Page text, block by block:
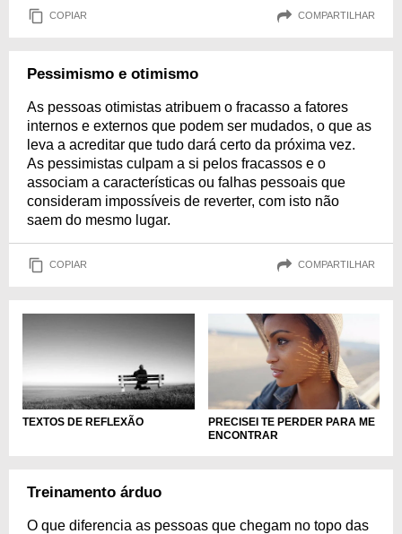
COPIAR COMPARTILHAR
Pessimismo e otimismo
As pessoas otimistas atribuem o fracasso a fatores
internos e externos que podem ser mudados, o que as
leva a acreditar que tudo dará certo da próxima vez.
As pessimistas culpam a si pelos fracassos e o
associam a características ou falhas pessoais que
consideram impossíveis de reverter, com isto não
saem do mesmo lugar.
COPIAR COMPARTILHAR
TEXTOS DE REFLEXÃO
PRECISEI TE PERDER PARA ME
ENCONTRAR
Treinamento árduo
O que diferencia as pessoas que chegam no topo das